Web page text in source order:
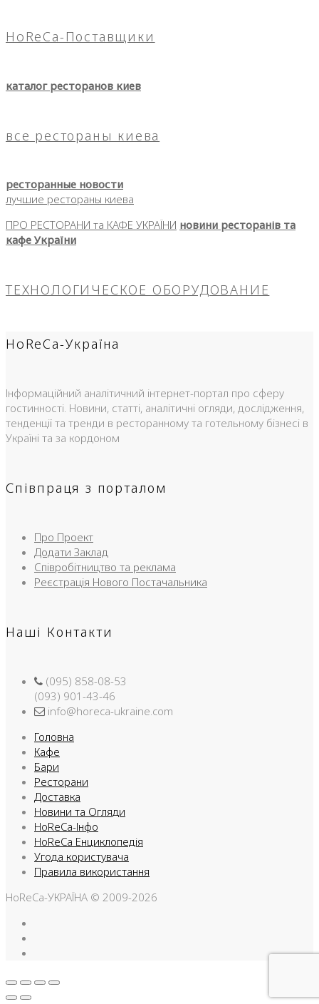
HoReCa-Поставщики
каталог ресторанов киев
все рестораны киева
ресторанные новости
лучшие рестораны киева
ПРО РЕСТОРАНИ та КАФЕ УКРАЇНИ новини ресторанів та
кафе України
ТЕХНОЛОГИЧЕСКОЕ ОБОРУДОВАНИЕ
HoReCa-Україна
Інформаційний аналітичний інтернет-портал про сферу
гостинності. Новини, статті, аналітичні огляди, дослідження,
тенденції та тренди в ресторанному та готельному бізнесі в
Україні та за кордоном
Співпраця з порталом
Про Проект
Додати Заклад
Співробітництво та реклама
Реєстрація Нового Постачальника
Наші Контакти
(095) 858-08-53
(093) 901-43-46
info@horeca-ukraine.com
Головна
Кафе
Бари
Ресторани
Доставка
Новини та Огляди
HoReCa-Інфо
HoReCa Енциклопедія
Угода користувача
Правила використання
HoReCa-УКРАЇНА © 2009-2026